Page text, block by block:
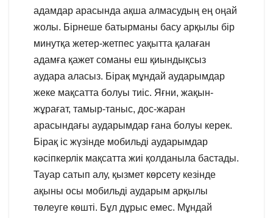
адамдар арасында ақша алмасудың ең оңай
жолы. Бірнеше батырманы басу арқылы бір
минутқа жетер-жетпес уақытта қалаған
адамға қажет соманы еш қиындықсыз
аудара аласыз. Бірақ мұндай аударымдар
жеке мақсатта болуы тиіс. Яғни, жақын-
жұрағат, тамыр-таныс, дос-жаран
арасындағы аударымдар ғана болуы керек.
Бірақ іс жүзінде мобильді аударымдар
кәсіпкерлік мақсатта жиі қолданыла бастады.
Тауар сатып алу, қызмет көрсету кезінде
ақыны осы мобильді аударым арқылы
төлеуге көшті. Бұл дұрыс емес. Мұндай